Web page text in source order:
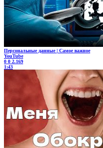
Персональные данные | Самое важное
YouTube
0 0 2.169
1:43